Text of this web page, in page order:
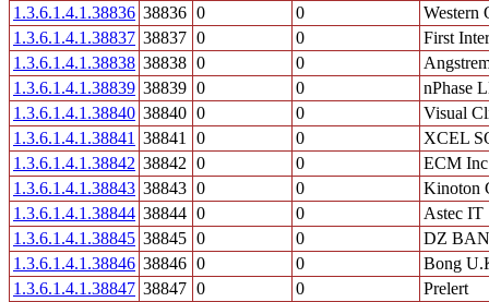
1.3.6.1.4.1.38836 38836 0 0
Western
1.3.6.1.4.1.38837 38837 0 0
First
1.3.6.1.4.1.38838 38838 0 0
1.3.6.1.4.1.38839 38839 0 0
nPhase
1.3.6.1.4.1.38840 38840 0 0
Visual
1.3.6.1.4.1.38841 38841 0 0
XCEL
1.3.6.1.4.1.38842 38842 0 0
ECM Inc
1.3.6.1.4.1.38843 38843 0 0
Kinoton
1.3.6.1.4.1.38844 38844 0 0
Astec IT
1.3.6.1.4.1.38845 38845 0 0
DZ
1.3.6.1.4.1.38846 38846 0 0
Bong
1.3.6.1.4.1.38847 38847 0 0
Prelert